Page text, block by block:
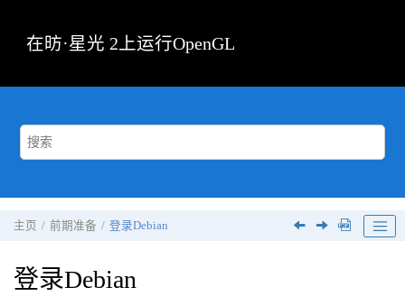
在昉·星光 2 上运行OpenGL
主页 前期准备 登录Debian
登录Debian